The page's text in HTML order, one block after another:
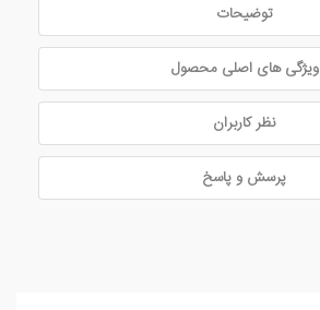
توضیحات
ویژگی های اصلی محصول
نظر کاربران
پرسش و پاسخ